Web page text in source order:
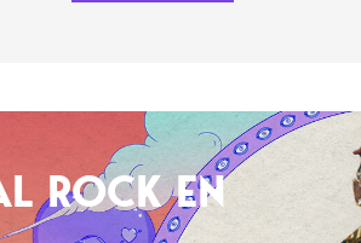
ROCK EN